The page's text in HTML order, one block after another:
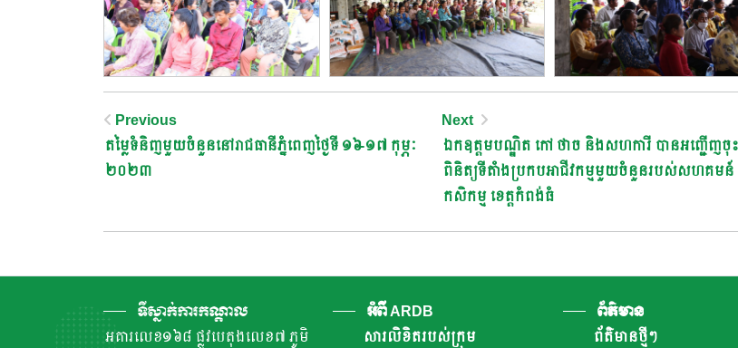
Post
Navigation
Previous
តម្លៃទំនិញមួយចំនួននៅរាជធានីភ្នំពេញថ្ងៃទី ១៦-១៧ កុម្ភៈ
២០២៣
Next
ឯកឧត្តមបណ្ឌិត កៅ ថាច និងសហការី បានអញ្ជើញចុះ
ពិនិត្យទីតាំងប្រកបអាជីវកម្មមួយចំនួនរបស់សហគមន៍
កសិកម្ម ខេត្តកំពង់ធំ
ទីស្នាក់ការកណ្តាល
អគារលេខ១៦៨ ផ្លូវបេតុងលេខ៧ ភូមិ
អំពី ARDB
សារលិខិតរបស់ក្រុម
ព័ត៌មាន
ព័ត៌មានថ្មីៗ